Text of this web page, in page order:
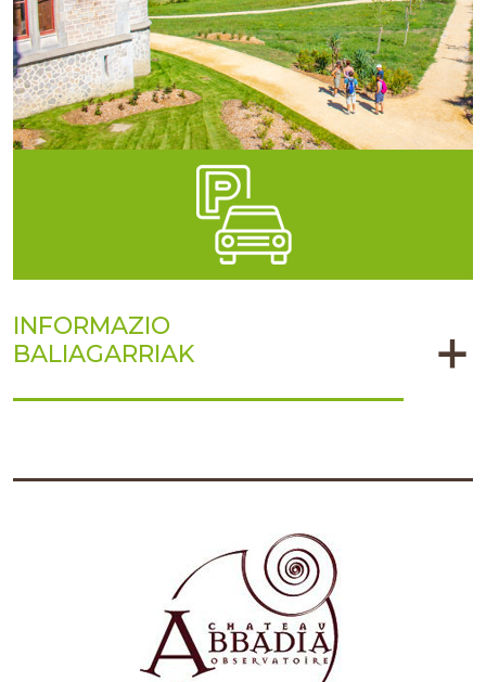
INFORMAZIO
BALIAGARRIAK